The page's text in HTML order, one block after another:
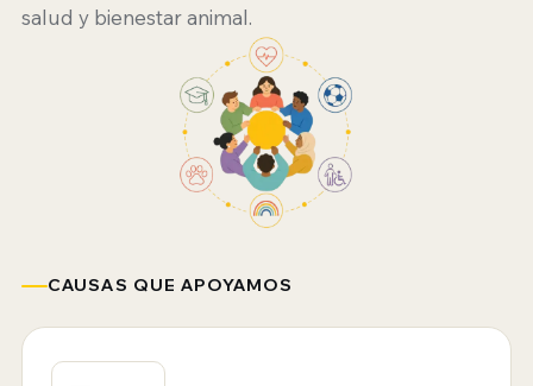
salud y bienestar animal.
CAUSAS QUE APOYAMOS